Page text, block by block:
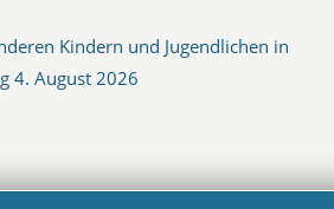
Kindern und Jugendlichen in
4. August 2026